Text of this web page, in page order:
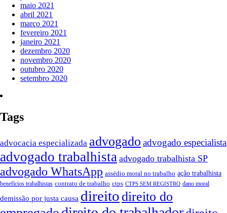
maio 2021
abril 2021
março 2021
fevereiro 2021
janeiro 2021
dezembro 2020
novembro 2020
outubro 2020
setembro 2020
Tags
advocacia especializada advogado advogado especialista
advogado trabalhista advogado trabalhista SP
advogado WhatsApp assédio moral no trabalho ação trabalhista
benefícios trabalhistas contrato de trabalho ctps CTPS SEM REGISTRO dano moral
demissão por justa causa direito direito do